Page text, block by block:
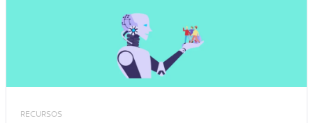
RECURSOS